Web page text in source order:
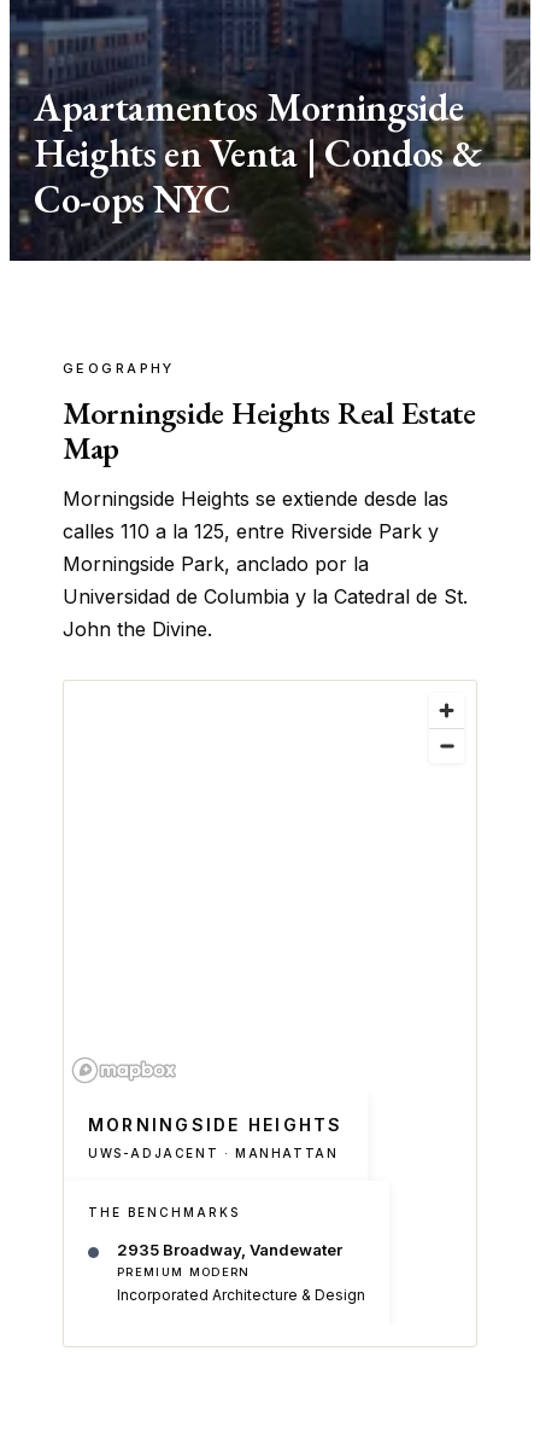
Apartamentos Morningside
Heights en Venta | Condos &
Co-ops NYC
GEOGRAPHY
Morningside Heights Real Estate
Map
Morningside Heights se extiende desde las
calles 110 a la 125, entre Riverside Park y
Morningside Park, anclado por la
Universidad de Columbia y la Catedral de St.
John the Divine.
MORNINGSIDE HEIGHTS
UWS-ADJACENT · MANHATTAN
THE BENCHMARKS
2935 Broadway, Vandewater
PREMIUM MODERN
Incorporated Architecture & Design